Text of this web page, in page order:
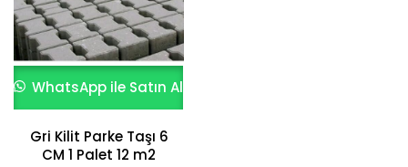
WhatsApp ile Satın Al
Gri Kilit Parke Taşı 6
CM 1 Palet 12 m2